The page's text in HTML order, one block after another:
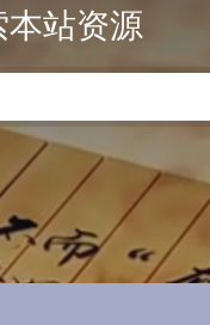
站资源